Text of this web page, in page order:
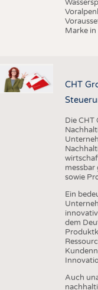
Marke
CHT
Die
messbar
sowie
Ein
dem
Auch